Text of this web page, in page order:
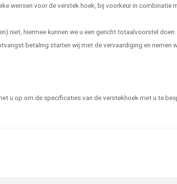
wensen voor de verstek hoek, bij voorkeur in combinatie
niet, hiermee kunnen we u een gericht totaalvoorstel
betaling starten wij met de vervaardiging en nemen
u op om de specificaties van de verstekhoek met u te